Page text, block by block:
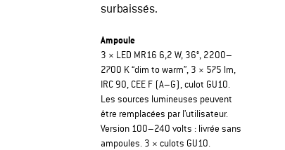
surbaissés.
Ampoule
3 × LED MR16 6,2 W, 36°, 2200–
2700 K “dim to warm”, 3 × 575 lm,
IRC 90, CEE F (A–G), culot GU10.
Les sources lumineuses peuvent
être remplacées par l’utilisateur.
Version 100–240 volts : livrée sans
ampoules. 3 × culots GU10.